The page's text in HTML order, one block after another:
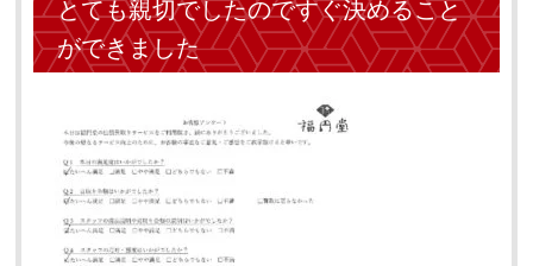
とても親切でしたのですぐ決めること
ができました